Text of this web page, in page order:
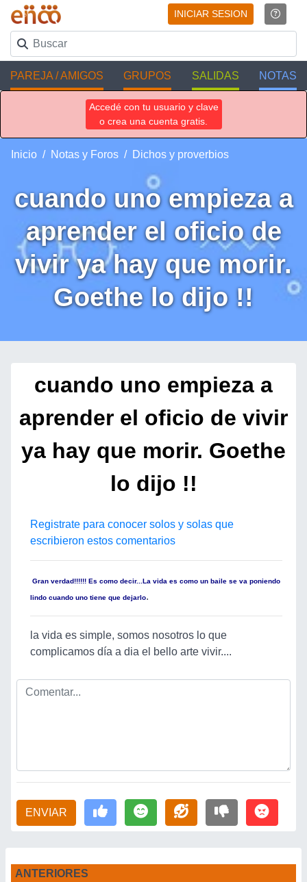
INICIAR SESION
PAREJA / AMIGOS GRUPOS SALIDAS NOTAS
Accedé con tu usuario y clave
o crea una cuenta gratis.
Inicio Notas y Foros Dichos y proverbios
cuando uno empieza a
aprender el oficio de
vivir ya hay que morir.
Goethe lo dijo !!
cuando uno empieza a
aprender el oficio de vivir
ya hay que morir. Goethe
lo dijo !!
Registrate para conocer solos y solas que
escribieron estos comentarios
Gran verdad!!!!!! Es como decir...La vida es como un baile se va poniendo
lindo cuando uno tiene que dejarlo.
la vida es simple, somos nosotros lo que
complicamos día a dia el bello arte vivir....
ENVIAR
ANTERIORES